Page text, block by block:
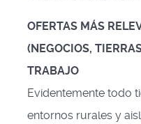
OFERTAS MÁS
(NEGOCIOS,
TRABAJO
Evidentemente todo
entornos rurales y